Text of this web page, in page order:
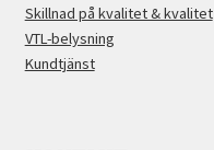
Skillnad på kvalitet & kvalitet
VTL-belysning
Kundtjänst